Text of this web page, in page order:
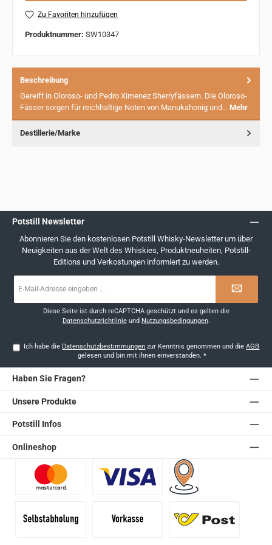
Zu Favoriten hinzufügen
Produktnummer: SW10347
Beschreibung
Gereift in Oloroso- und Pedro Ximenez Sherryfässern. Die Oloroso-
Fässer sorgen für reichhaltige Noten von Manukahonig und… Mehr
Destillerie/Marke
Potstill Newsletter
Abonnieren Sie den kostenlosen Potstill Whisky-Newsletter um über
Neuigkeiten aus der Welt des Whiskies, Produktneuheiten, Potstill-
Editions und Verkostungen informiert zu werden.
Mail-
Diese Seite ist durch reCAPTCHA geschützt und es gelten die
Datenschutzrichtlinieund Nutzungsbedingungen.
Ich habe die Datenschutzbestimmungen zur Kenntnis genommen und dieAGB
gelesen und bin mit ihnen einverstanden. *
Haben Sie Fragen?
Unsere Produkte
Potstill Infos
Onlineshop